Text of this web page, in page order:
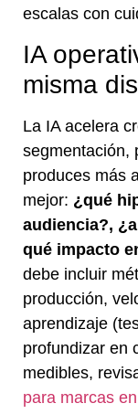
escalas con
IA
misma
La IA acelera
segmentación,
produces más
mejor: ¿qué
audiencia?,
qué impacto
debe incluir
producción,
aprendizaje
profundizar en
medibles,
para marcas